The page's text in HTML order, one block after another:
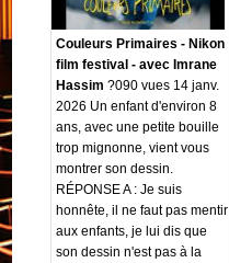
Couleurs Primaires - Nikon
film festival - avec Imrane
Hassim ?090 vues 14 janv.
2026 Un enfant d'environ 8
ans, avec une petite bouille
trop mignonne, vient vous
montrer son dessin.
RÉPONSE A : Je suis
honnête, il ne faut pas mentir
aux enfants, je lui dis que
son dessin n'est pas à la